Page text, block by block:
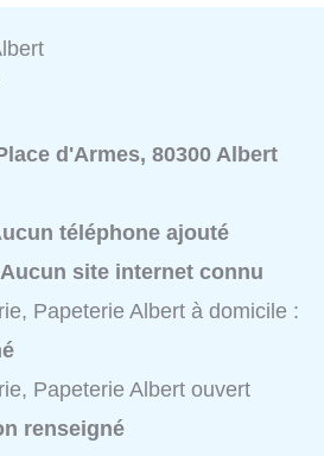
d'Armes, 80300 Albert
téléphone ajouté
Aucun site internet connu
Papeterie Albert à domicile :
Papeterie Albert ouvert
renseigné